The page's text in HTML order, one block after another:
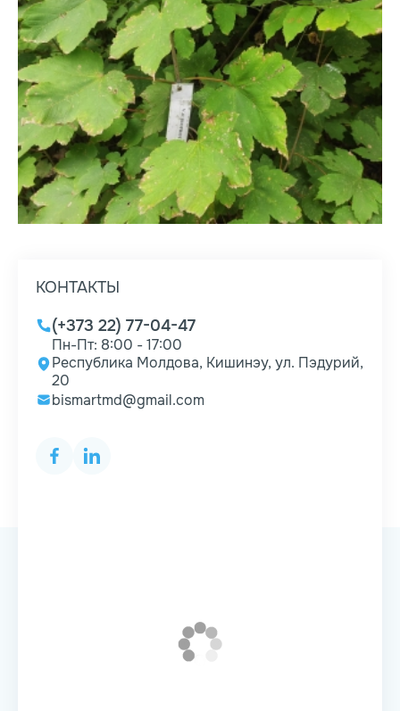
КОНТАКТЫ
(+373 22) 77-04-47
Пн-Пт: 8:00 - 17:00
Республика Молдова, Кишинэу, ул. Пэдурий,
20
bismartmd@gmail.com